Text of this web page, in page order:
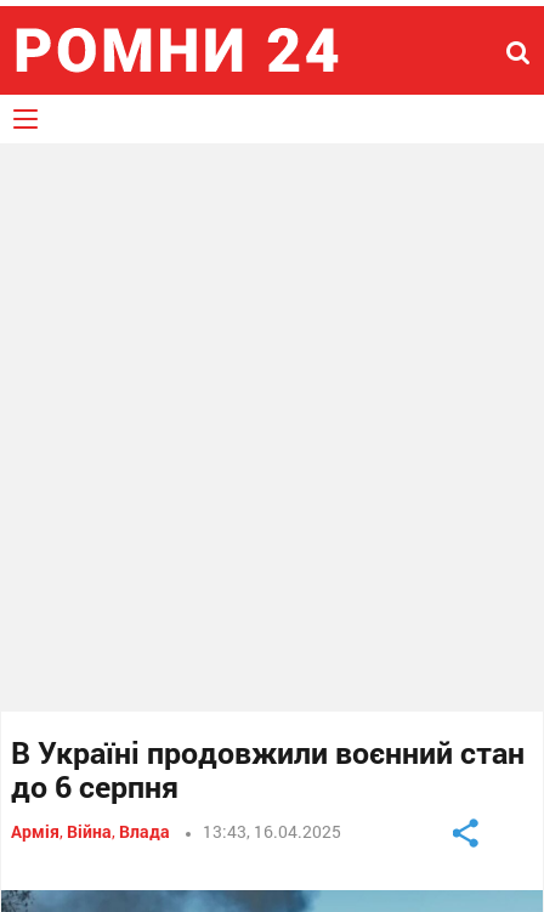
В Україні продовжили воєнний стан
до 6 серпня
Армія, Війна, Влада 13:43, 16.04.2025